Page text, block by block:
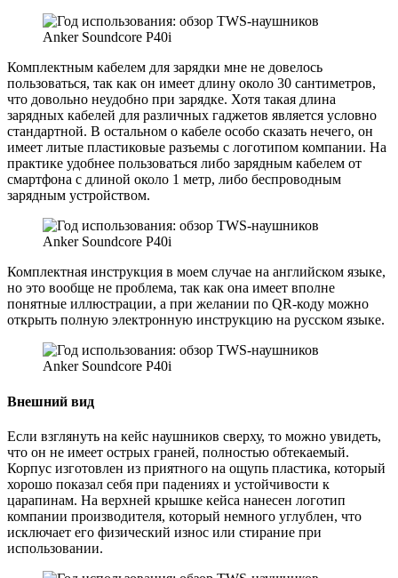
Комплектным кабелем для зарядки мне не довелось
пользоваться, так как он имеет длину около 30 сантиметров,
что довольно неудобно при зарядке. Хотя такая длина
зарядных кабелей для различных гаджетов является условно
стандартной. В остальном о кабеле особо сказать нечего, он
имеет литые пластиковые разъемы с логотипом компании. На
практике удобнее пользоваться либо зарядным кабелем от
смартфона с длиной около 1 метр, либо беспроводным
зарядным устройством.
Комплектная инструкция в моем случае на английском языке,
но это вообще не проблема, так как она имеет вполне
понятные иллюстрации, а при желании по QR-коду можно
открыть полную электронную инструкцию на русском языке.
Внешний вид
Если взглянуть на кейс наушников сверху, то можно увидеть,
что он не имеет острых граней, полностью обтекаемый.
Корпус изготовлен из приятного на ощупь пластика, который
хорошо показал себя при падениях и устойчивости к
царапинам. На верхней крышке кейса нанесен логотип
компании производителя, который немного углублен, что
исключает его физический износ или стирание при
использовании.